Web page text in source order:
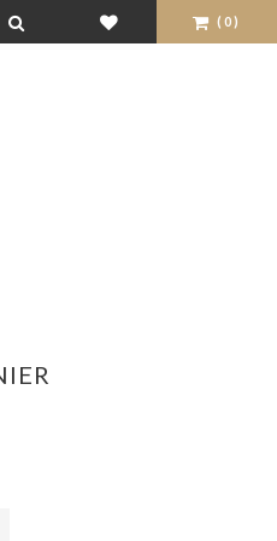
(0)